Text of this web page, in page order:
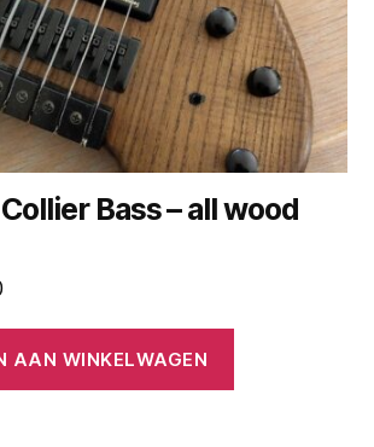
Bass – all wood
Huidige
is:
€1.750.
AAN WINKELWAGEN